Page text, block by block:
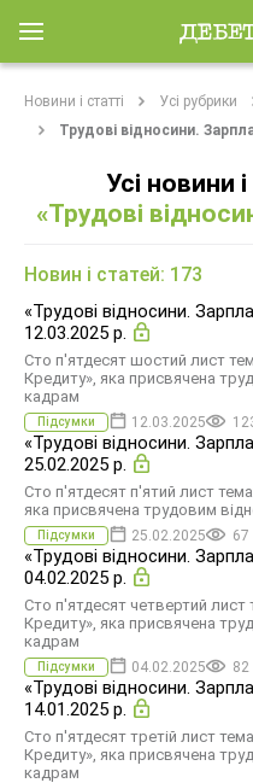
Новини і статті Усі рубрики
Трудові відносини.
Усі новини
«Трудові
Новин і статей: 173
«Трудові відносини.
12.03.2025 р.
Сто п'ятдесят шостий лист
Кредиту», яка присвячена
кадрам
Підсумки 12.03.2025
«Трудові відносини.
25.02.2025 р.
Сто п'ятдесят п'ятий лист
яка присвячена трудовим
Підсумки 25.02.2025 67
«Трудові відносини.
04.02.2025 р.
Сто п'ятдесят четвертий лист
Кредиту», яка присвячена
кадрам
Підсумки 04.02.2025 82
«Трудові відносини.
14.01.2025 р.
Сто п'ятдесят третій лист
Кредиту», яка присвячена
кадрам